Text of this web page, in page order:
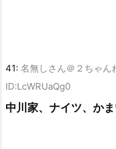
41: 名無しさん＠２ちゃん
ID:LcWRUaQg0
中川家、ナイツ、か